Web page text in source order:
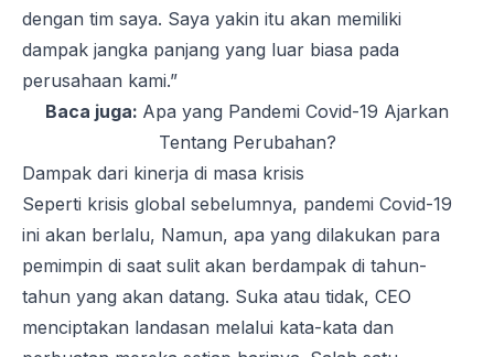
dengan tim saya. Saya yakin itu akan memiliki
dampak jangka panjang yang luar biasa pada
perusahaan kami.”
Baca juga: Apa yang Pandemi Covid-19 Ajarkan
Tentang Perubahan?
Dampak dari kinerja di masa krisis
Seperti krisis global sebelumnya, pandemi Covid-19
ini akan berlalu, Namun, apa yang dilakukan para
pemimpin di saat sulit akan berdampak di tahun-
tahun yang akan datang. Suka atau tidak, CEO
menciptakan landasan melalui kata-kata dan